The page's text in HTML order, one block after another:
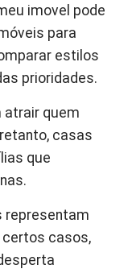
imovel pode
para
estilos
prioridades.
quem
casas
que
representam
certos casos,